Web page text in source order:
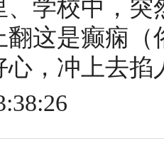
、学校中，
翻这是癫痫
心，冲上去